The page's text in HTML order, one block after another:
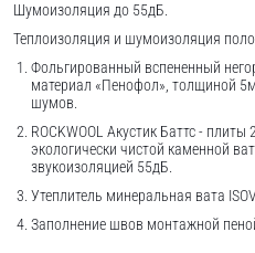
Шумоизоляция до 55дБ.
Теплоизоляция и шумоизоляция
Фольгированный вспененный
материал «Пенофол», толщиной
шумов.
ROCKWOOL Акустик Баттс -
экологически чистой каменной
звукоизоляцией 55дБ.
Утеплитель минеральная вата
Заполнение швов монтажной